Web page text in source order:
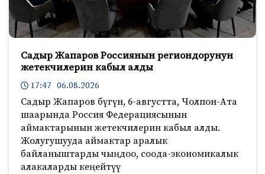
Садыр Жапаров Россиянын региондорунун
жетекчилерин кабыл алды
17:47 06.08.2026
Садыр Жапаров бүгүн, 6-августта, Чолпон-Ата
шаарында Россия Федерациясынын
аймактарынын жетекчилерин кабыл алды.
Жолугушууда аймактар аралык
байланыштарды чыңдоо, соода-экономикалык
алакаларды кеңейтүү